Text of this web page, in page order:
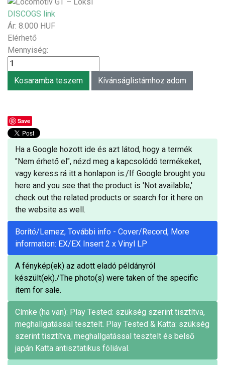
DISCOGS link
Ár: 8.000 HUF
Elérhető
Mennyiség:
Save
Ha a Google hozott ide és azt látod, hogy a termék
"Nem érhető el", nézd meg a kapcsolódó termékeket,
vagy keress rá itt a honlapon is./If Google brought you
here and you see that the product is 'Not available,'
check out the related products or search for it here on
the website as well.
Borító/Lemez, További info - Cover/Record, More
information: EX/EX Insert 2 x Vinyl LP
A fénykép(ek) az adott eladó példányról
készült(ek)./The photo(s) were taken of the specific
item for sale.
Címke (ha van): Play Tested: szükség szerint tisztítva,
meghallgatással tesztelt. Play Tested & Katta: szükség
szerint tisztítva, meghallgatással tesztelt és belső
japán Katta antisztatikus fóliával.